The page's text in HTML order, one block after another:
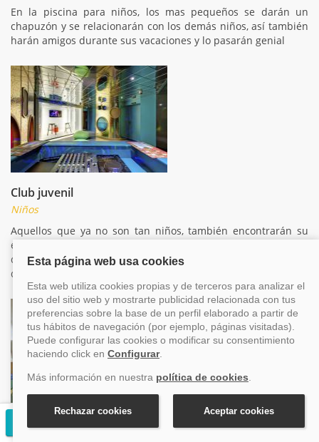
En la piscina para niños, los mas pequeños se darán un
chapuzón y se relacionarán con los demás niños, así también
harán amigos durante sus vacaciones y lo pasarán genial
Club juvenil
Niños
Aquellos que ya no son tan niños, también encontrarán su
espacio a bordo para que se relacionen con otros pasajeros
de su edad y compartan aficiones, lo pasarán en grande
durante el crucero
Centro Médico